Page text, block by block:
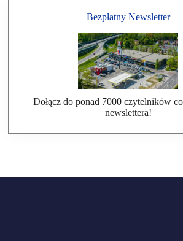
Bezpłatny Newsletter
Dołącz do ponad 7000 czytelników
newslettera!